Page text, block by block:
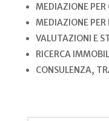
MEDIAZIONE
MEDIAZIONE PER
VALUTAZIONI E
RICERCA
CONSULENZA,